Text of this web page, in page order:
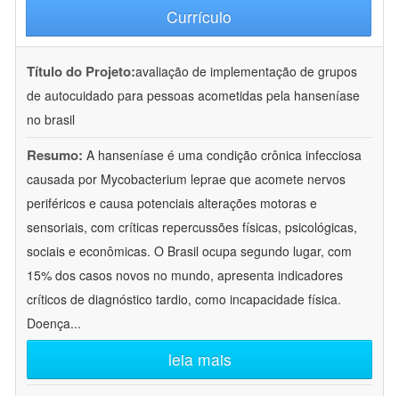
Currículo
Título do Projeto:avaliação de implementação de grupos
de autocuidado para pessoas acometidas pela hanseníase
no brasil
Resumo: A hanseníase é uma condição crônica infecciosa
causada por Mycobacterium leprae que acomete nervos
periféricos e causa potenciais alterações motoras e
sensoriais, com críticas repercussões físicas, psicológicas,
sociais e econômicas. O Brasil ocupa segundo lugar, com
15% dos casos novos no mundo, apresenta indicadores
críticos de diagnóstico tardio, como incapacidade física.
Doença...
leia mais